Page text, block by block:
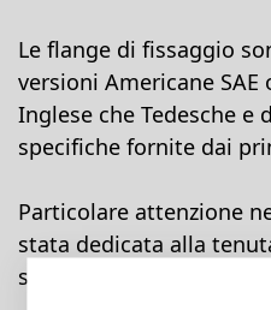
Le flange di fissaggio
versioni Americane SAE
Inglese che Tedesche e
specifiche fornite dai
Particolare attenzione
stata dedicata alla
sollecitata da elevate